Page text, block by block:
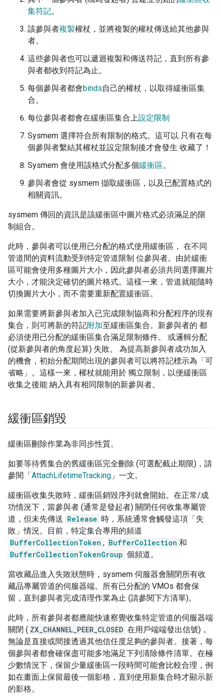
集符記。
該參與者複製權杖，並將複製的權杖傳送給其他參與
者。
這些參與者也可以遞迴複製和傳送符記，直到所有參
與者都收到符記為止。
每個參與者都會binds自己的權杖，以取得緩衝區集
合。
每位參與者都會在緩衝區集合上設定限制
Sysmem 選擇符合所有限制的格式。這可以 只有在每
個參與者繫結其權杖並設定限制後才會發生 收藏了！
Sysmem 會使用該格式分配多個緩衝區。
參與者會從 sysmem 擷取緩衝區，以及已配置格式的
相關資訊。
sysmem 傳回的資訊是該緩衝區中圖片格式必須滿足的限
制組合。
此時，參與者可以使用已分配的格式使用緩衝區， 在不同
管道間的資料流動受到特定管道限制 位參與者。由於緩衝
區可能會使用多種圖片大小，因此參與者必須共同選擇圖片
大小，才能決定確切的圖片格式。這樣一來，管道就能隨時
切換圖片大小，而不需要重新配置緩衝區。
如果需要將新參與者加入已完成限制協商和分配程序的現有
集合，則可將新的符記附加至緩衝區集合。新參與者的 都
必須使用已分配的緩衝區集合滿足限制條件。 或邏輯分配
(從新參與者的角度起算) 失敗。 為提高新參與者成功加入
的機會，初始分配期間出現的參與者可以將符記標示為「可
省略」 。這樣一來，權杖就能用於 獨立限制，以便緩衝區
收集之後能 納入具有相同限制的新參與者。
緩衝區銷毀
緩衝區刪除作業為非同步性質。
如要等待舊集合的舊緩衝區完全刪除 (可選配截止期限)，請
參閱「AttachLifetimeTracking 」一文。
緩衝區收集失敗時，緩衝區銷毀序列就會開始。在正常/成
功情況下，當參與者 (通常是發起者) 關閉任何收集專屬管
道，但未先傳送 Release 時，系統通常會觸發這項「失
敗」情況。目前，特定集合專用的頻道
BufferCollectionToken , BufferCollection 和
BufferCollectionTokenGroup 個頻道。
當收藏品進入失敗狀態時，sysmem 伺服器會關閉所有收
藏品專屬管道的伺服器端。所有已分配的 VMOs 都會保
留，直到參與者完成清理作業為止 (請參閱下方清單)。
此時，所有參與者都應能快速察覺收集特定管道的伺服器端
關閉 ( ZX_CHANNEL_PEER_CLOSED 在用戶端端發出信號)，
無論是直接或間接透過其他信任度足夠的參與者。接著，每
個參與者都會確保盡可能多地滿足下列清除條件清單。在極
少數情況下，保留少量緩衝區一段時間可能會比較合理，例
如在畫面上保留最後一個影格，直到使用新集合時才顯示新
的影格。